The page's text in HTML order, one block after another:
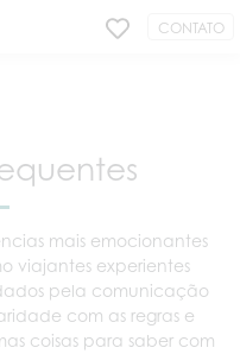
CONTATO
mais emocionantes
viajantes experientes
pela comunicação
com as regras e
coisas para saber com